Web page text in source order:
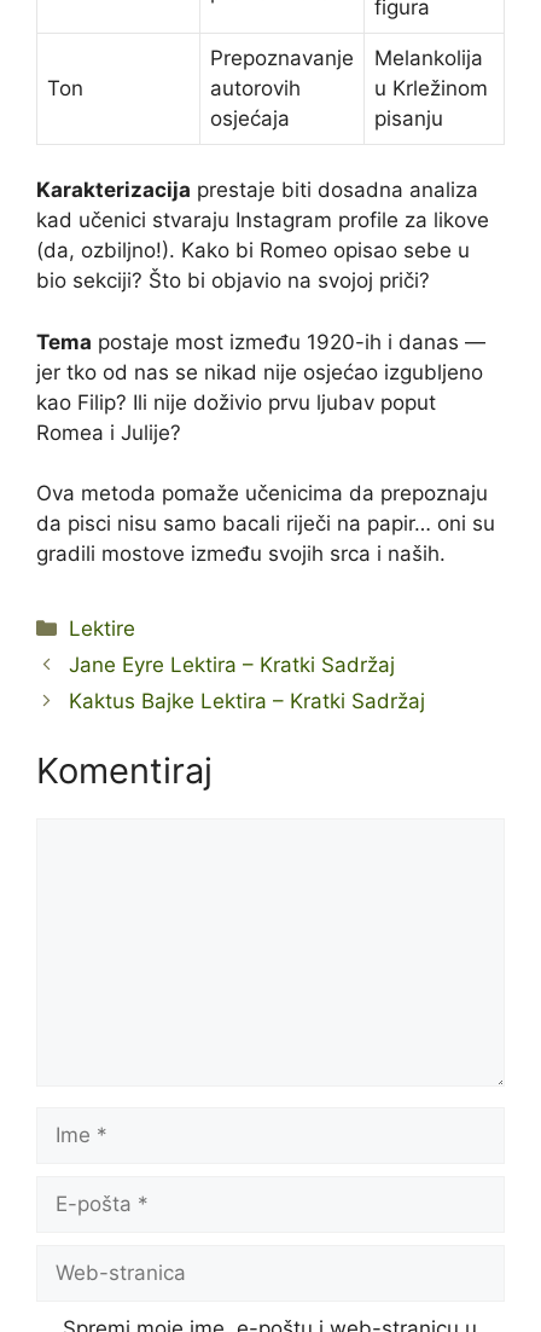
figura
Ton
Prepoznavanje
autorovih
osjećaja
Melankolija
u Krležinom
pisanju
Karakterizacija prestaje biti dosadna analiza
kad učenici stvaraju Instagram profile za likove
(da, ozbiljno!). Kako bi Romeo opisao sebe u
bio sekciji? Što bi objavio na svojoj priči?
Tema postaje most između 1920-ih i danas —
jer tko od nas se nikad nije osjećao izgubljeno
kao Filip? Ili nije doživio prvu ljubav poput
Romea i Julije?
Ova metoda pomaže učenicima da prepoznaju
da pisci nisu samo bacali riječi na papir… oni su
gradili mostove između svojih srca i naših.
Kategorije
Lektire
Jane Eyre Lektira – Kratki Sadržaj
Kaktus Bajke Lektira – Kratki Sadržaj
Komentiraj
pošta
stranica